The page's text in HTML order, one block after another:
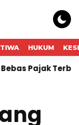
HUKUM
Terbesar di